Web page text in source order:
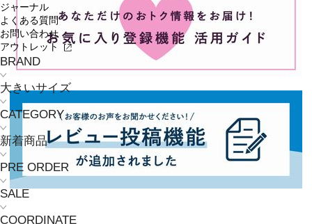
ジャーナル
よくある質問
お問い合わせ
アウトレット
BRAND
大きいサイズ
CATEGORY
新着商品
PRE ORDER
SALE
COORDINATE